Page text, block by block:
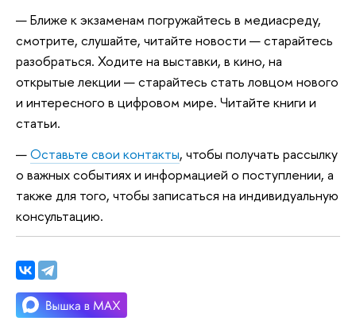
Ближе к экзаменам погружайтесь в медиасреду,
смотрите, слушайте, читайте новости — старайтесь
разобраться. Ходите на выставки, в кино, на
открытые лекции — старайтесь стать ловцом нового
и интересного в цифровом мире. Читайте книги и
статьи.
Оставьте свои контакты, чтобы получать рассылку
о важных событиях и информацией о поступлении, а
также для того, чтобы записаться на индивидуальную
консультацию.